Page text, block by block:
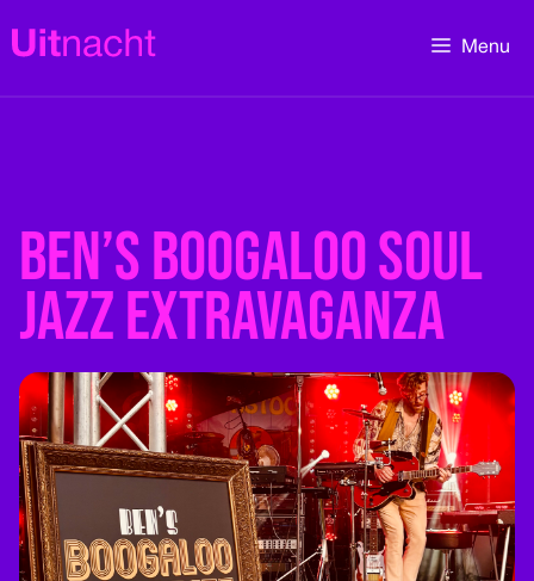
Menu
Ben’s Boogaloo Soul
Jazz Extravaganza